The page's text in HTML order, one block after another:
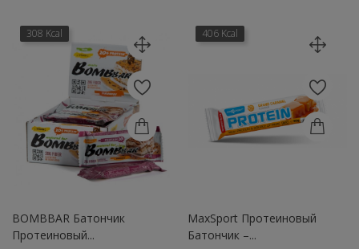
308 Kcal
BOMBBAR Батончик
Протеиновый...
406 Kcal
MaxSport Протеиновый
Батончик –...